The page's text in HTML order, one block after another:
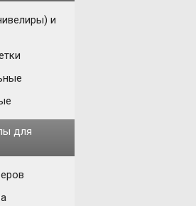
и
для